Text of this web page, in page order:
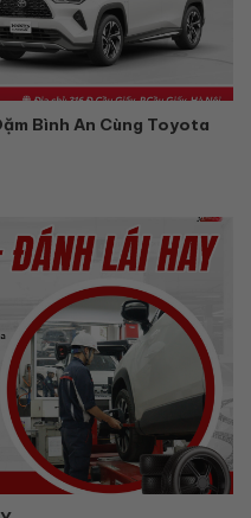
Bình An Cùng Toyota